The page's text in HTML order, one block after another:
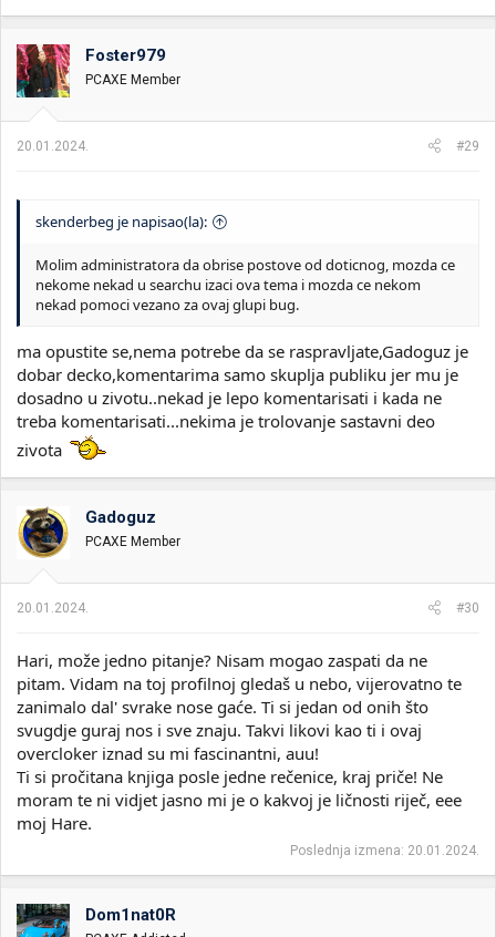
Foster979
PCAXE Member
20.01.2024. #29
skenderbeg je napisao(la):
Molim administratora da obrise postove od doticnog, mozda ce
nekome nekad u searchu izaci ova tema i mozda ce nekom
nekad pomoci vezano za ovaj glupi bug.
ma opustite se,nema potrebe da se raspravljate,Gadoguz je
dobar decko,komentarima samo skuplja publiku jer mu je
dosadno u zivotu..nekad je lepo komentarisati i kada ne
treba komentarisati...nekima je trolovanje sastavni deo
zivota
Gadoguz
PCAXE Member
20.01.2024. #30
Hari, može jedno pitanje? Nisam mogao zaspati da ne
pitam. Vidam na toj profilnoj gledaš u nebo, vijerovatno te
zanimalo dal' svrake nose gaće. Ti si jedan od onih što
svugdje guraj nos i sve znaju. Takvi likovi kao ti i ovaj
overcloker iznad su mi fascinantni, auu!
Ti si pročitana knjiga posle jedne rečenice, kraj priče! Ne
moram te ni vidjet jasno mi je o kakvoj je ličnosti riječ, eee
moj Hare.
Poslednja izmena: 20.01.2024.
Dom1nat0R